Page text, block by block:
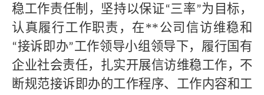
稳工作责任制，坚持以保证“三率”为目标，
认真履行工作职责，在**公司信访维稳和
“接诉即办”工作领导小组领导下，履行国有
企业社会责任，扎实开展信访维稳工作，不
断规范接诉即办的工作程序、工作内容和工